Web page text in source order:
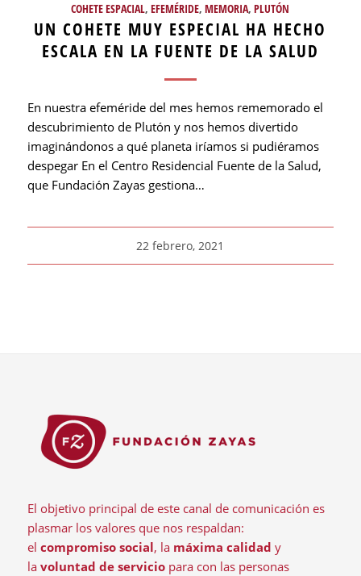
COHETE ESPACIAL,EFEMÉRIDE,MEMORIA,PLUTÓN
UN COHETE MUY ESPECIAL HA HECHO
ESCALA EN LA FUENTE DE LA SALUD
En nuestra efeméride del mes hemos rememorado el
descubrimiento de Plutón y nos hemos divertido
imaginándonos a qué planeta iríamos si pudiéramos
despegar En el Centro Residencial Fuente de la Salud,
que Fundación Zayas gestiona…
22 febrero, 2021
El objetivo principal de este canal de comunicación es
plasmar los valores que nos respaldan:
el compromiso social, la máxima calidad y
la voluntad de serviciopara con las personas